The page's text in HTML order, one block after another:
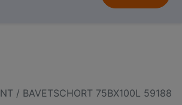
/ BAVETSCHORT 75BX100L 59188